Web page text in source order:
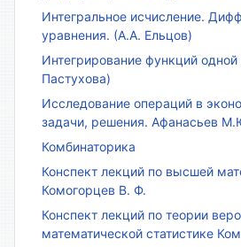
Интегральное исчисление.
уравнения. (А.А. Ельцов)
Интегрирование функций
Пастухова)
Исследование операций в
задачи, решения. Афанасьев
Комбинаторика
Конспект лекций по высшей
Комогорцев В. Ф.
Конспект лекций по теории
математической статистике